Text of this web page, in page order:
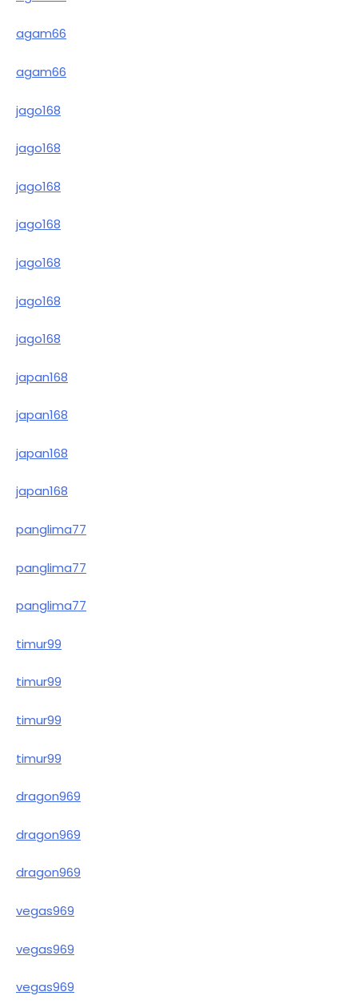
agam66
agam66
jago168
jago168
jago168
jago168
jago168
jago168
jago168
japan168
japan168
japan168
japan168
panglima77
panglima77
panglima77
timur99
timur99
timur99
timur99
dragon969
dragon969
dragon969
vegas969
vegas969
vegas969